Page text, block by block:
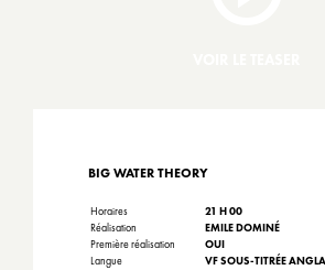
BIG WATER THEORY
Horaires
21 H 00
Réalisation
EMILE DOMINÉ
Première réalisation
OUI
Langue
VF SOUS-TITRÉE